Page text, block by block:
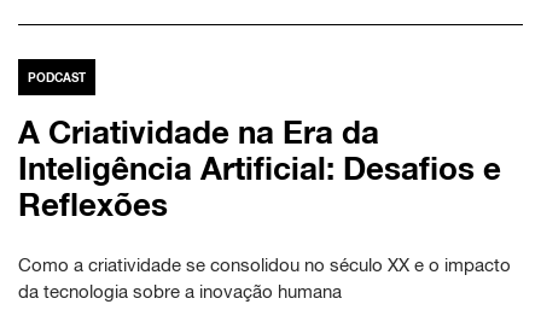
PODCAST
A Criatividade na Era da
Inteligência Artificial: Desafios e
Reflexões
Como a criatividade se consolidou no século XX e o impacto
da tecnologia sobre a inovação humana